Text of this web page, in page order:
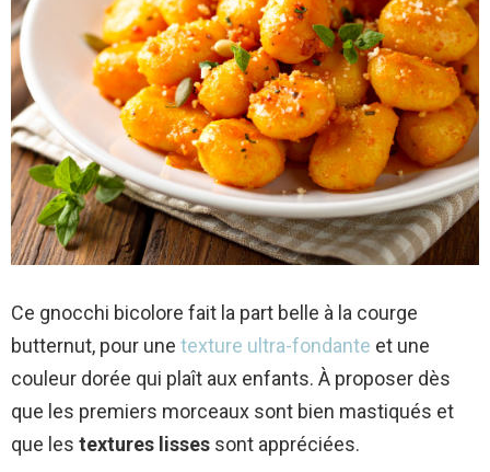
Ce gnocchi bicolore fait la part belle à la courge
butternut, pour une texture ultra-fondante et une
couleur dorée qui plaît aux enfants. À proposer dès
que les premiers morceaux sont bien mastiqués et
que les textures lisses sont appréciées.